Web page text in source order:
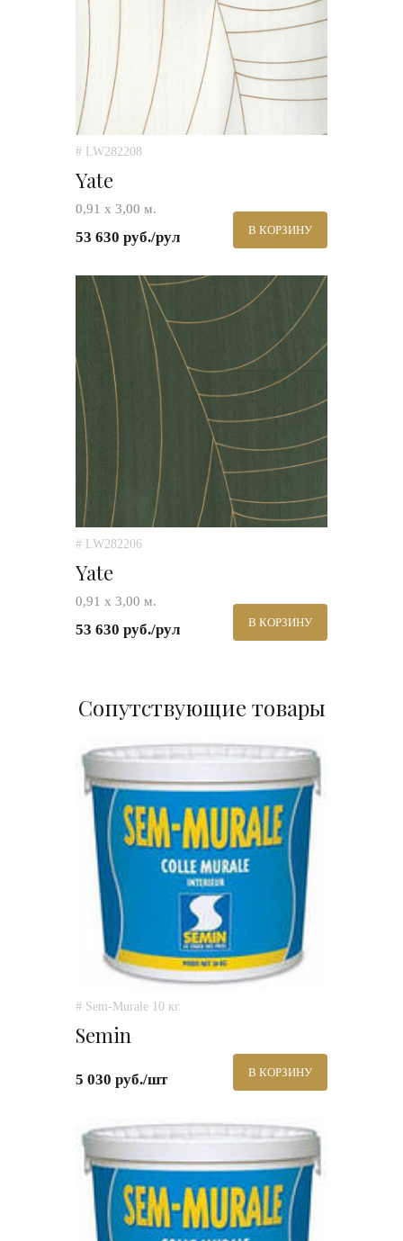
# LW282208
Yate
0,91 x 3,00 м.
53 630 руб./рул В КОРЗИНУ
# LW282206
Yate
0,91 x 3,00 м.
53 630 руб./рул В КОРЗИНУ
Сопутствующие товары
# Sem-Murale 10 кг.
Semin
5 030 руб./шт В КОРЗИНУ